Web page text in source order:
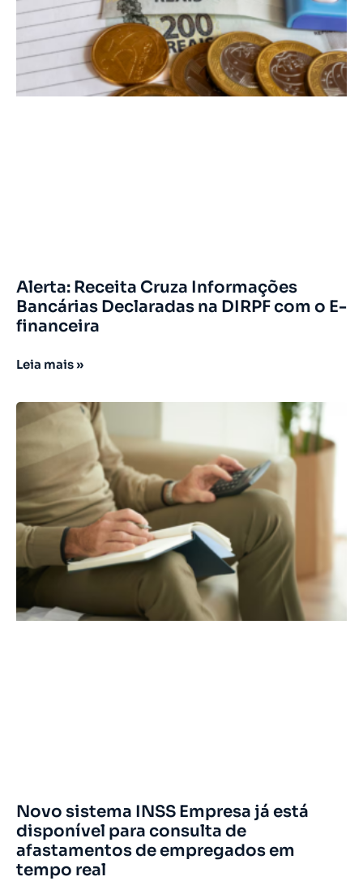
Alerta: Receita Cruza Informações
Bancárias Declaradas na DIRPF com o E-
financeira
Leia mais »
Novo sistema INSS Empresa já está
disponível para consulta de
afastamentos de empregados em
tempo real